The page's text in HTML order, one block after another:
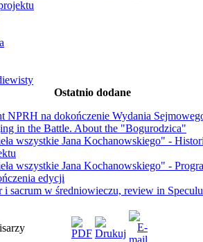
Ostatnio dodane
NPRH na dokończenie Wydania
in the Battle. About the "Bogurodzica"
wszystkie Jana Kochanowskiego" -
wszystkie Jana Kochanowskiego" -
edycji
i sacrum w średniowieczu, review in